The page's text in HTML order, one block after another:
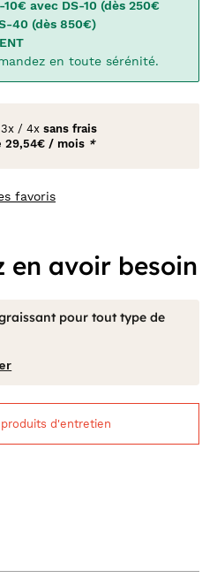
-10€ avec DS-10 (dès 250€
40 (dès 850€)
en toute sérénité.
3x / 4x sans frais
29,54€ / mois *
favoris
en avoir besoin
pour tout type de
d'entretien